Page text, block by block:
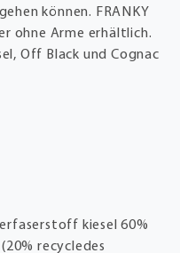
können. FRANKY
ohne Arme erhältlich.
Off Black und Cognac
kiesel 60%
recycledes